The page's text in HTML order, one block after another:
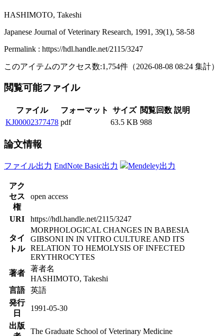
HASHIMOTO, Takeshi
Japanese Journal of Veterinary Research, 1991, 39(1), 58-58
Permalink : https://hdl.handle.net/2115/3247
このアイテムのアクセス数:1,754件 （2026-08-08 08:24 集計）
閲覧可能ファイル
ファイル フォーマット サイズ 閲覧回数 説明
KJ00002377478 pdf 63.5 KB 988
論文情報
ファイル出力 EndNote Basic出力 Mendeley出力
アク
セス
権
open access
URI https://hdl.handle.net/2115/3247
タイ
トル
MORPHOLOGICAL CHANGES IN BABESIA
GIBSONI IN IN VITRO CULTURE AND ITS
RELATION TO HEMOLYSIS OF INFECTED
ERYTHROCYTES
著者
著者名
HASHIMOTO, Takeshi
言語
英語
発行
日
1991-05-30
出版
The Graduate School of Veterinary Medicine